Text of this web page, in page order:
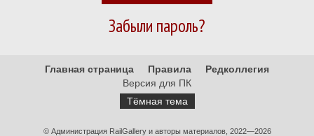
Забыли пароль?
Главная страница Правила
Редколлегия
Версия для ПК
Тёмная тема
© Администрация RailGallery и авторы материалов, 2022—2026